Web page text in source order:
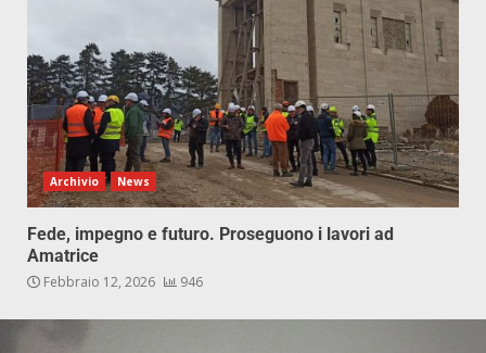
Archivio News
Fede, impegno e futuro. Proseguono i lavori ad
Amatrice
Febbraio 12, 2026 946